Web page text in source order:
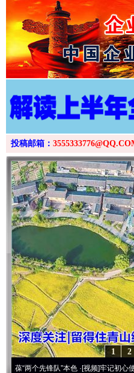
投稿邮箱：
2
1
先锋队”本色·[视频]牢记初心使命 奋进